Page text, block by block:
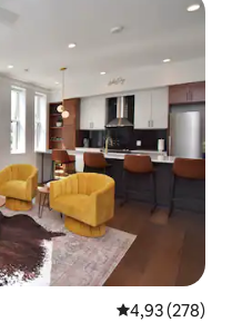
4,93 de uma
4,93 (278)